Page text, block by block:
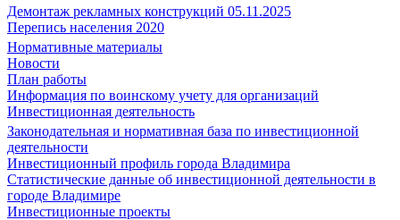
Демонтаж рекламных конструкций 05.11.2025
Перепись населения 2020
Нормативные материалы
Новости
План работы
Информация по воинскому учету для организаций
Инвестиционная деятельность
Законодательная и нормативная база по инвестиционной
деятельности
Инвестиционный профиль города Владимира
Статистические данные об инвестиционной деятельности в
городе Владимире
Инвестиционные проекты